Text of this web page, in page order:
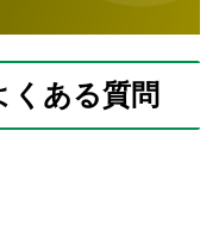
くある質問